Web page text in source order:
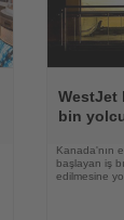
Oku
WestJet
bin
Kanada'nın
başlayan iş
edilmesine